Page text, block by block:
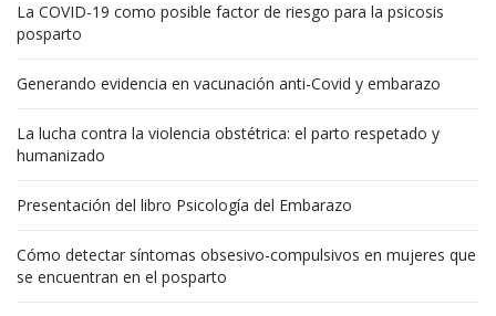
La COVID-19 como posible factor de riesgo para la psicosis
posparto
Generando evidencia en vacunación anti-Covid y embarazo
La lucha contra la violencia obstétrica: el parto respetado y
humanizado
Presentación del libro Psicología del Embarazo
Cómo detectar síntomas obsesivo-compulsivos en mujeres que
se encuentran en el posparto